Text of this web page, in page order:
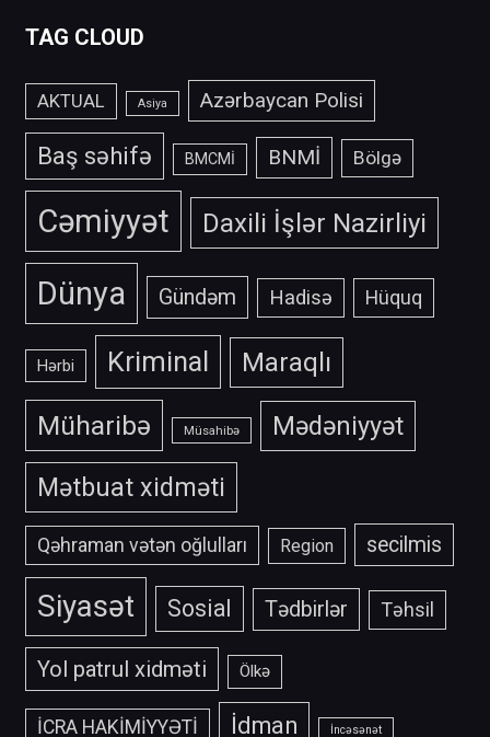
TAG CLOUD
AKTUAL Asiya Azərbaycan Polisi
Baş səhifə BMCMİ BNMİ Bölgə
Cəmiyyət Daxili İşlər Nazirliyi
Dünya Gündəm Hadisə Hüquq
Hərbi Kriminal Maraqlı
Müharibə Müsahibə
Mədəniyyət
Mətbuat xidməti
Qəhraman vətən oğlulları Region secilmis
Siyasət Sosial Tədbirlər Təhsil
Yol patrul xidməti Ölkə
İCRA HAKİMİYYƏTİ İdman İncəsənət